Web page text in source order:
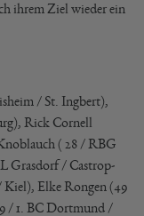
ihrem Ziel wieder ein
/ St. Ingbert),
Rick Cornell
( 28 / RBG
Grasdorf / Castrop-
Kiel), Elke Rongen (49
/ 1. BC Dortmund /